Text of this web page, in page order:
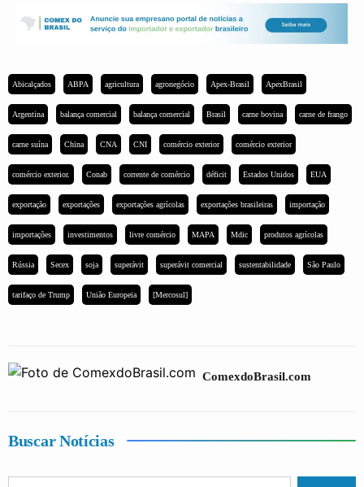
Abicalçados ABPA agricultura agronegócio Apex-Brasil ApexBrasil
Argentina balança comercial balança comercial Brasil carne bovina carne de frango
carne suína China CNA CNI comércio exterior comércio exterior
comércio exterior. Conab corrente de comércio déficit Estados Unidos EUA
exportação exportações exportações agrícolas exportações brasileiras importação
importações investimentos livre comércio MAPA Mdic produtos agrícolas
Rússia Secex soja superávit superávit comercial sustentabilidade São Paulo
tarifaço de Trump União Europeia [Mercosul]
ComexdoBrasil.com
Buscar Notícias